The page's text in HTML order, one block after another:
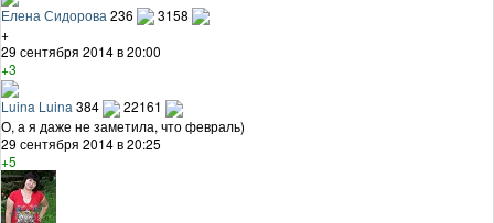
Елена Сидорова 236
3158
+
29 сентября 2014 в 20:00
+3
Luina Luina 384
22161
О, а я даже не заметила, что февраль)
29 сентября 2014 в 20:25
+5